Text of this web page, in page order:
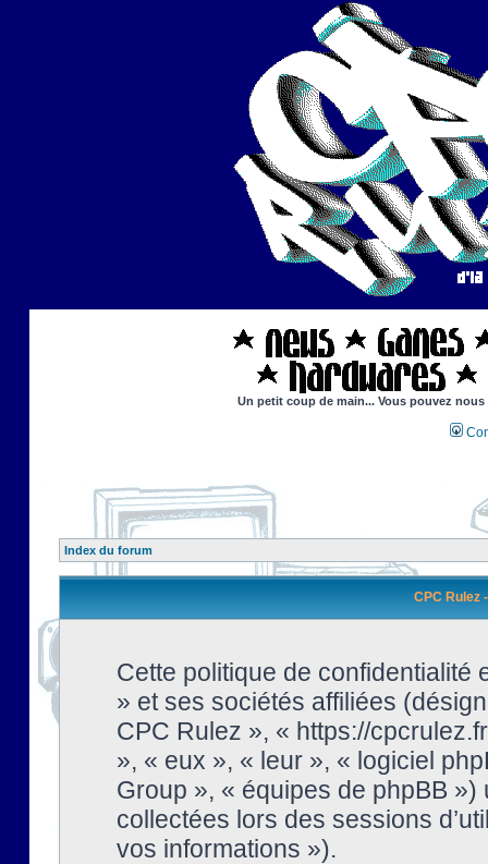
Un petit coup de main... Vous pouvez
Index du forum
CPC Rulez
Cette politique de confidentialité
» et ses sociétés affiliées
CPC Rulez », « https://
», « eux », « leur », « logiciel
Group », « équipes de phpBB
collectées lors des sessions
vos informations »).